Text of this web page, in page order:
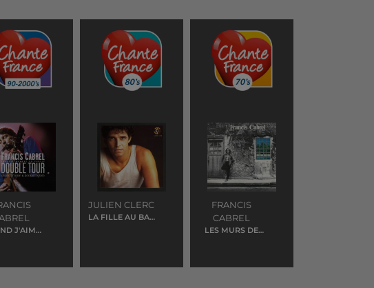
J'AIME
JULIEN CLERC
LA FILLE AU BAS
FRANCIS
CABREL
LES MURS DE